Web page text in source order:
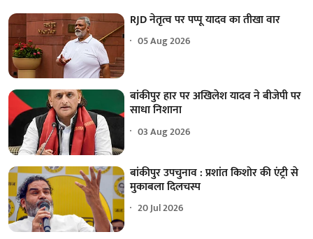
RJD नेतृत्व पर पप्पू यादव का तीखा वार
05 Aug 2026
बांकीपुर हार पर अखिलेश यादव ने बीजेपी पर
साधा निशाना
03 Aug 2026
बांकीपुर उपचुनाव : प्रशांत किशोर की एंट्री से
मुकाबला दिलचस्प
20 Jul 2026